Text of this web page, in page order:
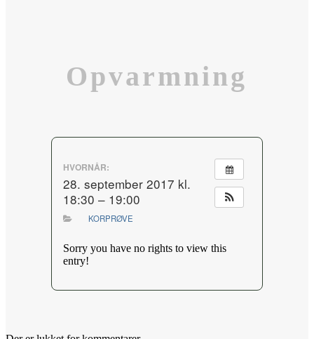
Opvarmning
HVORNÅR:
28. september 2017 kl.
18:30 – 19:00
KORPRØVE
Sorry you have no rights to view this
entry!